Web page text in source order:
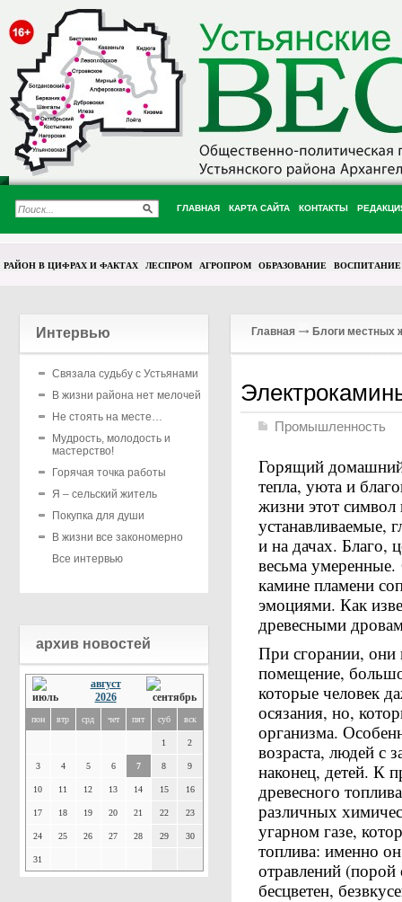
ГЛАВНАЯ КАРТА САЙТА КОНТАКТЫ
РАЙОН В ЦИФРАХ И ФАКТАХ ЛЕСПРОМ АГРОПРОМ ОБРАЗОВАНИЕ ВОСПИТАНИЕ
Интервью
Связала судьбу с Устьянами
В жизни района нет мелочей
Не стоять на месте…
Мудрость, молодость и
мастерство!
Горячая точка работы
Я – сельский житель
Покупка для души
В жизни все закономерно
Все интервью
архив новостей
август
2026
пон втр срд чет пят суб вск
1 2
3 4 5 6 7 8 9
10 11 12 13 14 15 16
17 18 19 20 21 22 23
24 25 26 27 28 29 30
31
Главная Блоги местных
Промышленность
Горящий
тепла, уюта и
жизни этот
устанавливаемые,
и на дачах. Благо,
весьма
камине пламени
эмоциями. Как
древесными
При сгорании, они
помещение,
которые человек
осязания, но,
организма.
возраста, людей с
наконец, детей. К
древесного
различных
угарном газе,
топлива: именно
отравлений (порой
бесцветен,